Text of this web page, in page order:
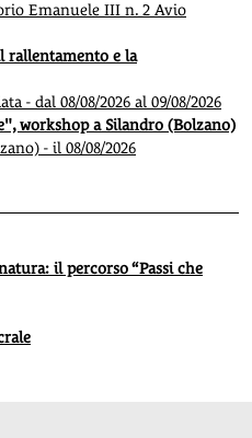
Emanuele III n. 2 Avio
rallentamento e la
- dal 08/08/2026 al 09/08/2026
workshop a Silandro (Bolzano)
- il 08/08/2026
il percorso “Passi che